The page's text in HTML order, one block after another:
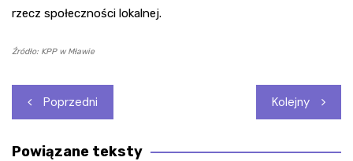
rzecz społeczności lokalnej.
Źródło: KPP w Mławie
Nawigacja
wpisu
Poprzedni Kolejny
Powiązane teksty